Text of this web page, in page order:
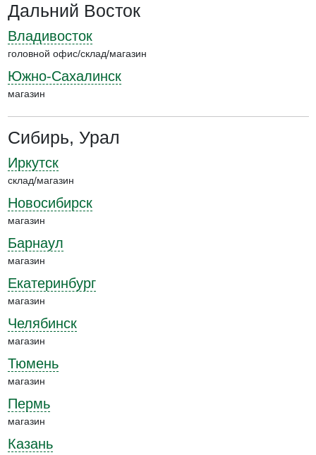
Дальний Восток
Владивосток
головной офис/склад/магазин
Южно-Сахалинск
магазин
Сибирь, Урал
Иркутск
склад/магазин
Новосибирск
магазин
Барнаул
магазин
Екатеринбург
магазин
Челябинск
магазин
Тюмень
магазин
Пермь
магазин
Казань